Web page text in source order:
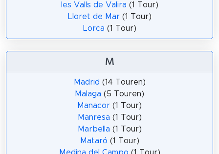
les Valls de Valira (1 Tour)
Lloret de Mar(1 Tour)
Lorca (1 Tour)
M
Madrid (14 Touren)
Malaga (5 Touren)
Manacor (1 Tour)
Manresa (1 Tour)
Marbella (1 Tour)
Mataró (1 Tour)